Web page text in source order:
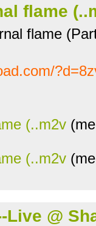
flame
flame
(..m2v
(..m2v
Live @